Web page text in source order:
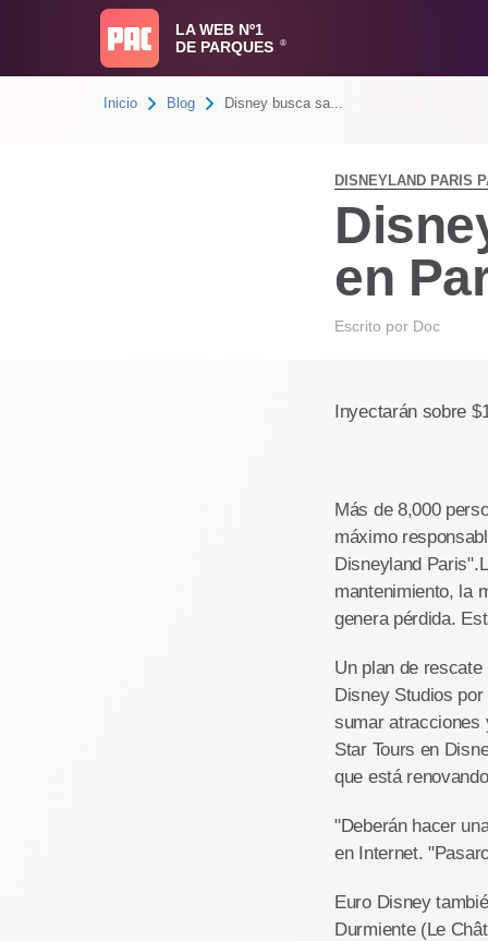
LA WEB Nº1
DE PARQUES
®
Inicio Blog Disney busca sa...
DISNEYLAND PARIS
en
Escrito por Doc
Inyectarán sobre
Más de 8,000
máximo
Disneyland
mantenimiento, la
genera pérdida.
Un plan de
Disney Studios
sumar atracciones
Star Tours en
que está
"Deberán hacer
en Internet.
Euro Disney
Durmiente (Le